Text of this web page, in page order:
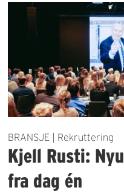
BRANSJE | Rekruttering
Kjell Rusti:
fra dag én